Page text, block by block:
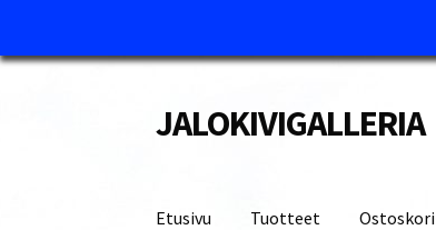
Siirry
navigointiin
Siirry
sisältöön
JALOKIVIGALLERIA
Etusivu Tuotteet Ostoskori